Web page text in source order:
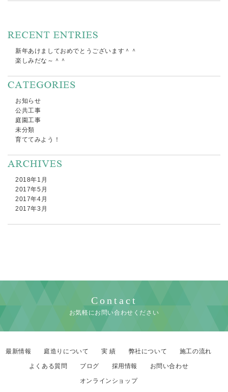
新年あけましておめでとうございます＾＾
楽しみだな～＾＾
お知らせ
公共工事
庭園工事
未分類
育ててみよう！
2018年1月
2017年5月
2017年4月
2017年3月
Contact
お気軽にお問い合わせください
最新情報 庭造りについて 実 績 弊社について 施工の流れ
よくある質問 ブログ 採用情報 お問い合わせ
オンラインショップ